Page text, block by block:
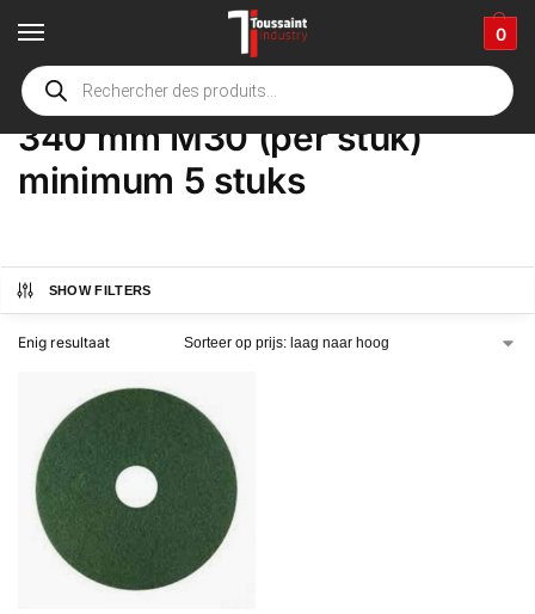
0
Home Winkel / Product Opties /
340 mm M30 (per stuk)
minimum 5 stuks
SHOW FILTERS
Enig resultaat